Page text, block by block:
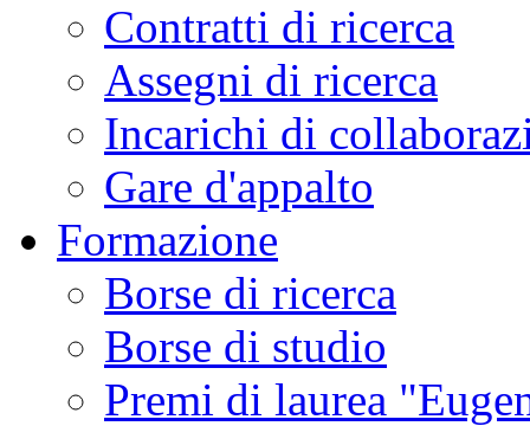
Contratti di ricerca
Assegni di ricerca
Incarichi di
Gare d'appalto
Formazione
Borse di ricerca
Borse di studio
Premi di laurea